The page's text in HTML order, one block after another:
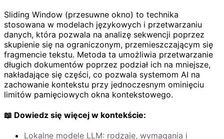
Sliding Window (przesuwne okno) to technika
stosowana w modelach językowych i przetwarzaniu
danych, która pozwala na analizę sekwencji poprzez
skupienie się na ograniczonym, przemieszczającym się
fragmencie tekstu. Metoda ta umożliwia przetwarzanie
długich dokumentów poprzez podział ich na mniejsze,
nakładające się części, co pozwala systemom AI na
zachowanie kontekstu przy jednoczesnym ominięciu
limitów pamięciowych okna kontekstowego.
📖 Dowiedz się więcej w kontekście:
Lokalne modele LLM: rodzaje, wymagania i